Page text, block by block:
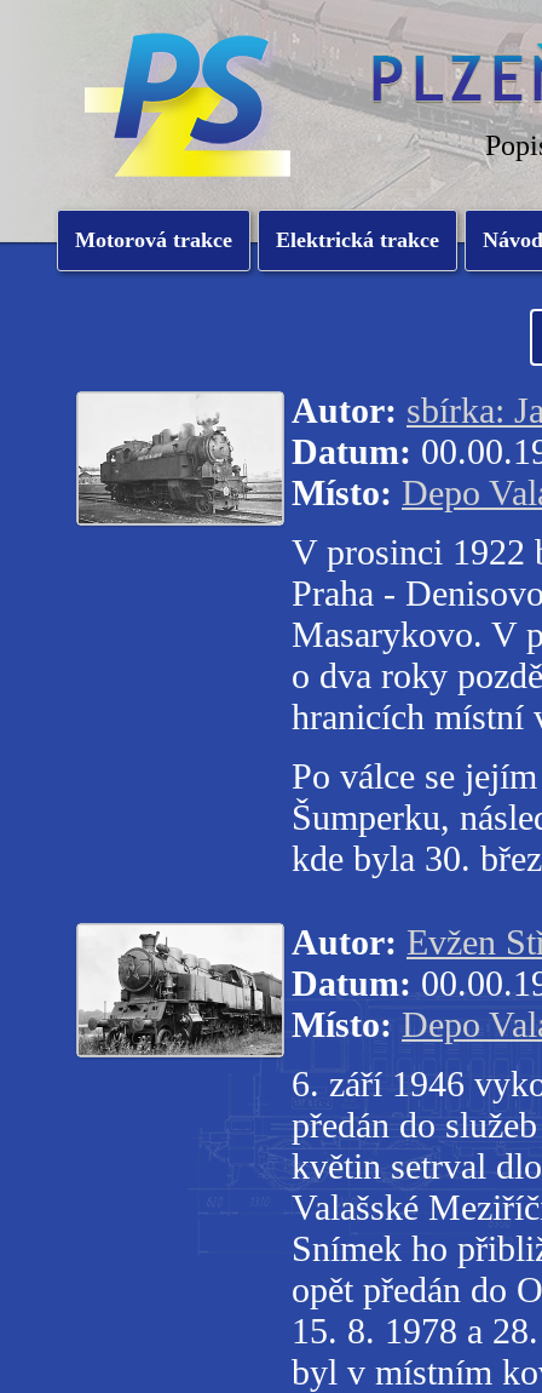
Motorová trakce Elektrická trakce
Autor: sbírka:
Datum:
Místo: Depo
V prosinci 1922
Praha -
Masarykovo. V
o dva roky
hranicích místní
Po válce se
Šumperku,
kde byla 30.
Autor: Evžen
Datum:
Místo: Depo
6. září 1946
předán do
květin setrval
Valašské
Snímek ho
opět předán do
15. 8. 1978 a
byl v místním